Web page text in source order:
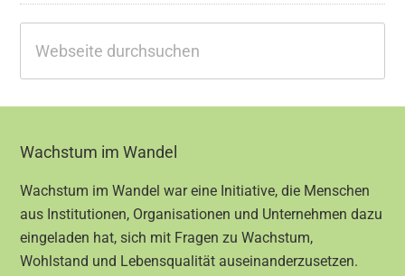
durchsuchen
Footer
Wachstum im Wandel
Wachstum im Wandel war eine Initiative, die Menschen
aus Institutionen, Organisationen und Unternehmen dazu
eingeladen hat, sich mit Fragen zu Wachstum,
Wohlstand und Lebensqualität auseinanderzusetzen.